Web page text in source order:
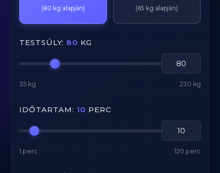
(80 kg alapján) (65 kg alapján)
TESTSÚLY: 80 KG
35 kg 230 kg
IDŐTARTAM: 10 PERC
1 perc 120 perc